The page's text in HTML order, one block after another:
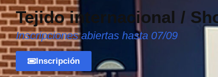
Tejido internacional /
Inscripciones abiertas hasta 07/09
Inscripción